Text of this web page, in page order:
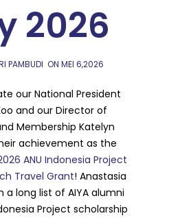
2026
PAMBUDI ON MEI 6,2026
our National President
and our Director of
Membership Katelyn
achievement as the
ANU Indonesia Project
Travel Grant! Anastasia
a long list of AIYA alumni
Project scholarship